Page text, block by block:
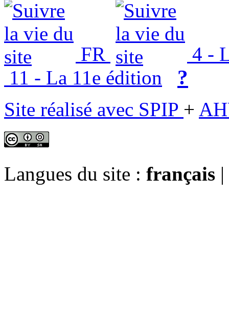
FR
4 -
11 - La 11e édition
?
Site réalisé avec SPIP +
Langues du site : français |